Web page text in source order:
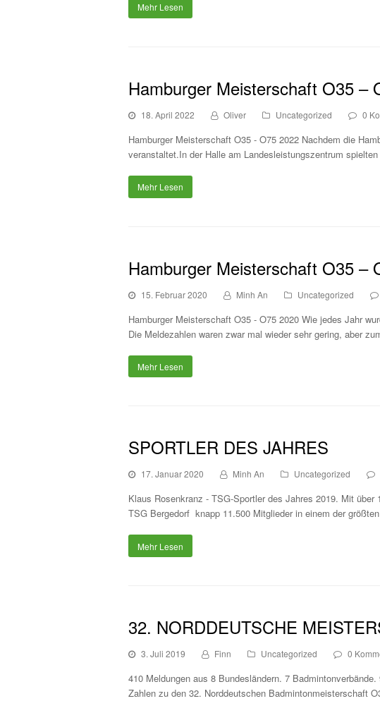
Mehr Lesen
Hamburger Meisterschaft O35 –
18. April 2022 Oliver Uncategorized 0
Hamburger Meisterschaft O35 - O75 2022 Nachdem die
veranstaltet.In der Halle am Landesleistungszentrum
Mehr Lesen
Hamburger Meisterschaft O35 –
15. Februar 2020 Minh An Uncategorized
Hamburger Meisterschaft O35 - O75 2020 Wie jedes Jahr
Die Meldezahlen waren zwar mal wieder sehr gering, aber
Mehr Lesen
SPORTLER DES JAHRES
17. Januar 2020 Minh An Uncategorized
Klaus Rosenkranz - TSG-Sportler des Jahres 2019. Mit
TSG Bergedorf knapp 11.500 Mitglieder in einem der
Mehr Lesen
32. NORDDEUTSCHE
3. Juli 2019 Finn Uncategorized 0
410 Meldungen aus 8 Bundesländern. 7
Zahlen zu den 32. Norddeutschen Badmintonmeisterschaft